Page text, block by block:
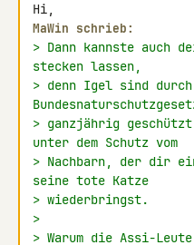
MaWin schrieb:
> Dann kannste auch
stecken lassen,
> denn Igel sind
> ganzjährig
unter dem Schutz vom
> Nachbarn, der dir
seine tote Katze
> wiederbringst.
>
> Warum die Assi-